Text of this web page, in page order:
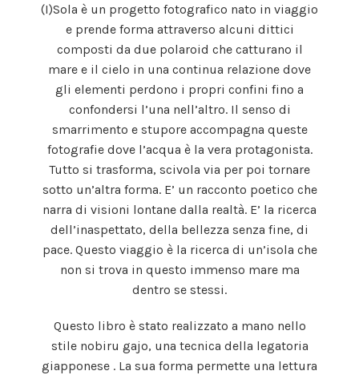
(I)Sola è un progetto fotografico nato in viaggio
e prende forma attraverso alcuni dittici
composti da due polaroid che catturano il
mare e il cielo in una continua relazione dove
gli elementi perdono i propri confini fino a
confondersi l’una nell’altro. Il senso di
smarrimento e stupore accompagna queste
fotografie dove l’acqua è la vera protagonista.
Tutto si trasforma, scivola via per poi tornare
sotto un’altra forma. E’ un racconto poetico che
narra di visioni lontane dalla realtà. E’ la ricerca
dell’inaspettato, della bellezza senza fine, di
pace. Questo viaggio è la ricerca di un’isola che
non si trova in questo immenso mare ma
dentro se stessi.
Questo libro è stato realizzato a mano nello
stile nobiru gajo, una tecnica della legatoria
giapponese . La sua forma permette una lettura